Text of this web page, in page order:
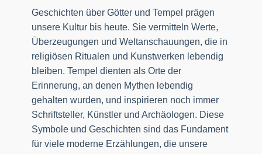
Geschichten über Götter und Tempel prägen
unsere Kultur bis heute. Sie vermitteln Werte,
Überzeugungen und Weltanschauungen, die in
religiösen Ritualen und Kunstwerken lebendig
bleiben. Tempel dienten als Orte der
Erinnerung, an denen Mythen lebendig
gehalten wurden, und inspirieren noch immer
Schriftsteller, Künstler und Archäologen. Diese
Symbole und Geschichten sind das Fundament
für viele moderne Erzählungen, die unsere